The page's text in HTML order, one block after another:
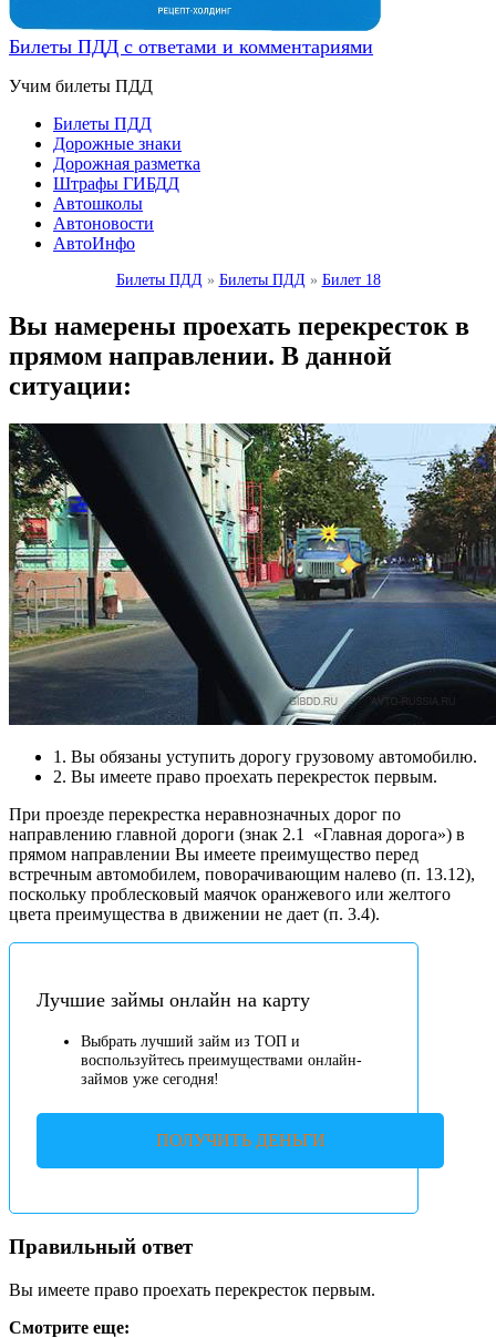
Билеты ПДД с ответами и комментариями
Учим билеты ПДД
Билеты ПДД
Дорожные знаки
Дорожная разметка
Штрафы ГИБДД
Автошколы
Автоновости
АвтоИнфо
Билеты ПДД » Билеты ПДД » Билет 18
Вы намерены проехать перекресток в
прямом направлении. В данной
ситуации:
1. Вы обязаны уступить дорогу грузовому автомобилю.
2. Вы имеете право проехать перекресток первым.
При проезде перекрестка неравнозначных дорог по
направлению главной дороги (знак 2.1
«Главная дорога») в
прямом направлении Вы имеете преимущество перед
встречным автомобилем, поворачивающим налево (п. 13.12),
поскольку проблесковый маячок оранжевого или желтого
цвета преимущества в движении не дает (п. 3.4).
Лучшие займы онлайн на карту
Выбрать лучший займ из ТОП и
воспользуйтесь преимуществами онлайн-
займов уже сегодня!
ПОЛУЧИТЬ ДЕНЬГИ
Правильный ответ
Вы имеете право проехать перекресток первым.
Смотрите еще: